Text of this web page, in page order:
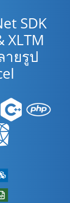
SDK
XLTM
ยรูป